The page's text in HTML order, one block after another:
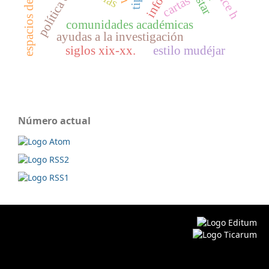
comunidades académicas
ayudas a la investigación
cartas
siglos xix-xx. estilo mudéjar
Número actual